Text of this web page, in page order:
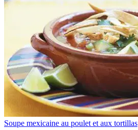
Soupe mexicaine au poulet et aux tortillas